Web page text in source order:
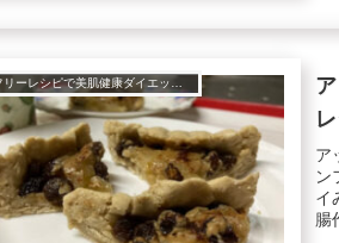
ア
ン
イ
腸